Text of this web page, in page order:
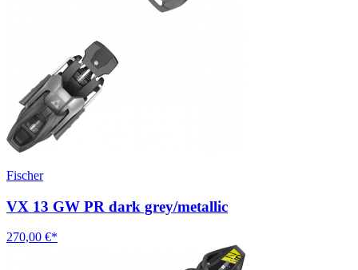
Fischer
VX 13 GW PR dark grey/metallic
270,00 €*